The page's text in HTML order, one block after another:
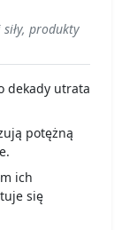
produkty
dekady utrata
potężną
ich
się